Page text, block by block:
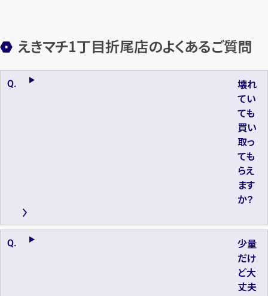
えきマチ1丁目折尾店のよくあるご質問
壊れ
てい
ても
買い
取っ
ても
らえ
ます
か？
少量
だけ
ど大
丈夫